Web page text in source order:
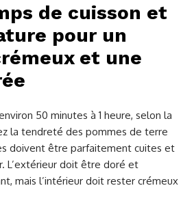
de cuisson et
pour un
et une
50 minutes à 1 heure, selon la
la tendreté des pommes de terre
doivent être parfaitement cuites et
L’extérieur doit être doré et
mais l’intérieur doit rester crémeux